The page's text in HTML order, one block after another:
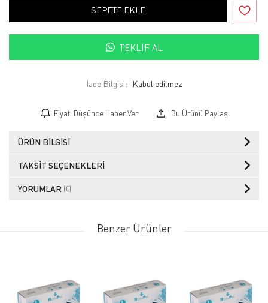
SEPETE EKLE
TEKLIF AL
İade Bilgisi:
Fiyatı Düşünce Haber Ver Bu Ürünü Paylaş
ÜRÜN BILGISI
TAKSIT SEÇENEKLERI
YORUMLAR (0)
Benzer Ürünler